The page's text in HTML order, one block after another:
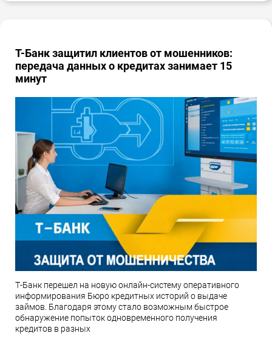
Т-Банк защитил клиентов от мошенников:
передача данных о кредитах занимает 15
минут
Т-Банк перешел на новую онлайн-систему оперативного
информирования Бюро кредитных историй о выдаче
займов. Благодаря этому стало возможным быстрое
обнаружение попыток одновременного получения
кредитов в разных